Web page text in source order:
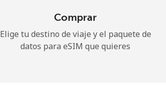
Comprar
Elige tu destino de viaje y el paquete de
datos para eSIM que quieres